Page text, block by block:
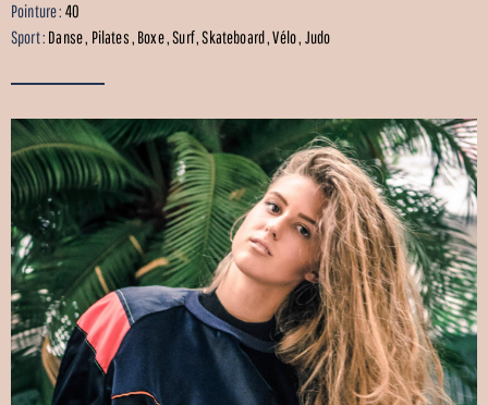
Pointure : 40
Sport : Danse , Pilates , Boxe , Surf , Skateboard , Vélo , Judo